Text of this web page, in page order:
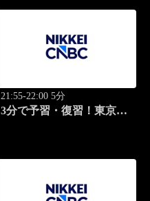
21:55-22:00 5分
3分で予習・復習！東京市